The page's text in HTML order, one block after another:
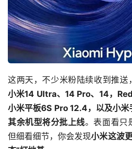
这两天，不少米粉陆续收到推送，
小米14 Ultra、14 Pro、14，
小米平板6S Pro 12.4，以及小米
其余机型将分批上线。表面看只
但细看细节，你会发现小米这波